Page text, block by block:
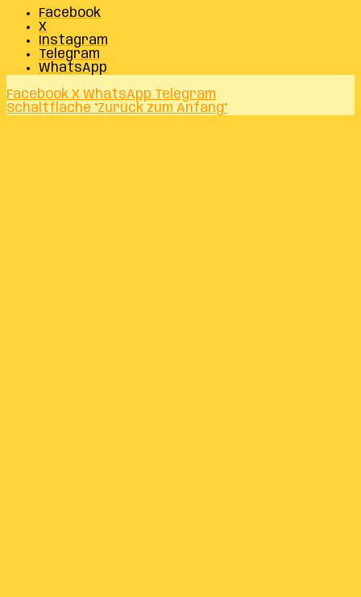
Facebook
X
Instagram
Telegram
WhatsApp
Facebook X WhatsApp Telegram
Schaltfläche "Zurück zum Anfang"